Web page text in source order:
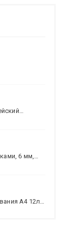
6 мм,
А4 12л.